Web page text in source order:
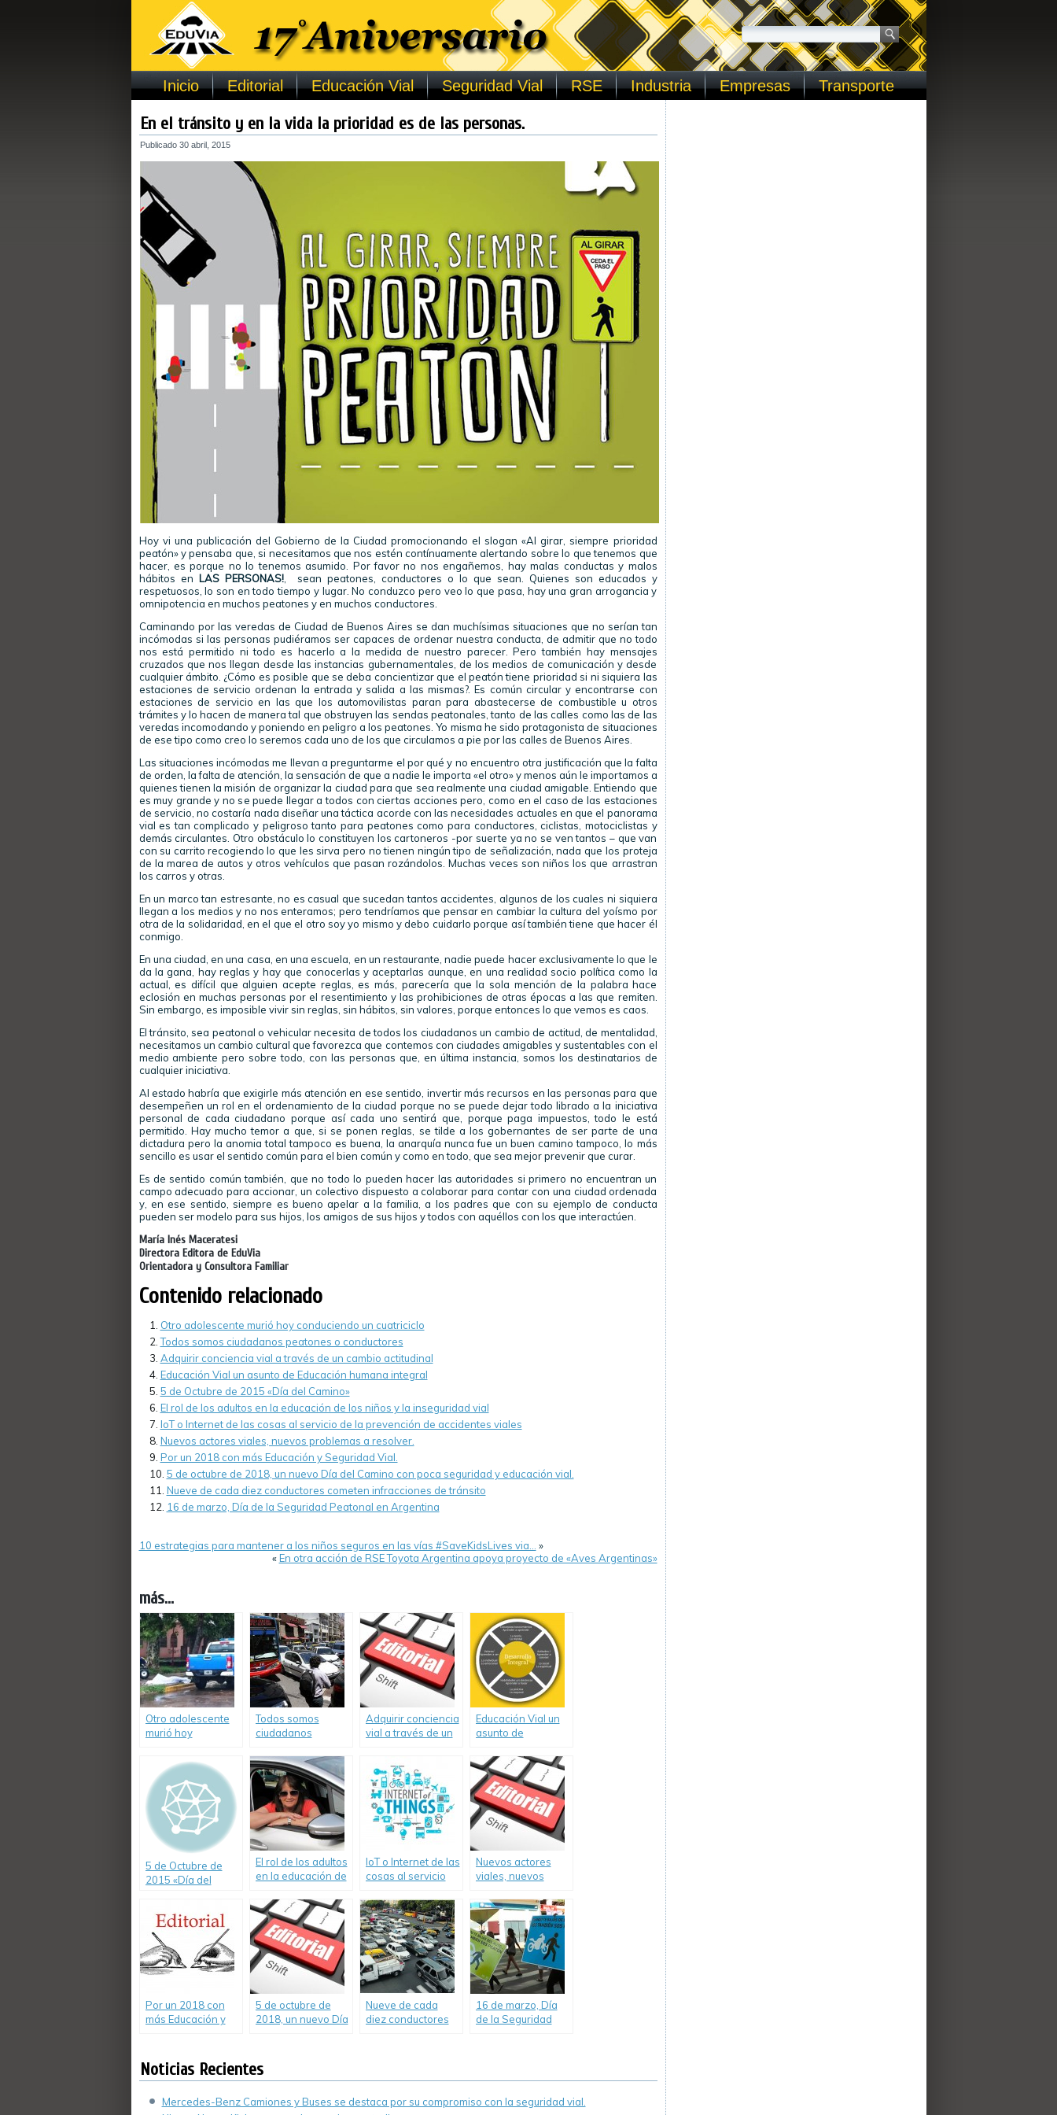
Inicio Editorial Educación Vial Seguridad Vial RSE Industria Empresas Transporte
En el tránsito y en la vida la prioridad es de las personas.
Publicado 30 abril, 2015
Hoy vi una publicación del Gobierno de la Ciudad promocionando el slogan «Al girar, siempre prioridad
peatón» y pensaba que, si necesitamos que nos estén contínuamente alertando sobre lo que tenemos que
hacer, es porque no lo tenemos asumido. Por favor no nos engañemos, hay malas conductas y malos
hábitos en LAS PERSONAS!, sean peatones, conductores o lo que sean. Quienes son educados y
respetuosos, lo son en todo tiempo y lugar. No conduzco pero veo lo que pasa, hay una gran arrogancia y
omnipotencia en muchos peatones y en muchos conductores.
Caminando por las veredas de Ciudad de Buenos Aires se dan muchísimas situaciones que no serían tan
incómodas si las personas pudiéramos ser capaces de ordenar nuestra conducta, de admitir que no todo
nos está permitido ni todo es hacerlo a la medida de nuestro parecer. Pero también hay mensajes
cruzados que nos llegan desde las instancias gubernamentales, de los medios de comunicación y desde
cualquier ámbito. ¿Cómo es posible que se deba concientizar que el peatón tiene prioridad si ni siquiera las
estaciones de servicio ordenan la entrada y salida a las mismas?. Es común circular y encontrarse con
estaciones de servicio en las que los automovilistas paran para abastecerse de combustible u otros
trámites y lo hacen de manera tal que obstruyen las sendas peatonales, tanto de las calles como las de las
veredas incomodando y poniendo en peligro a los peatones. Yo misma he sido protagonista de situaciones
de ese tipo como creo lo seremos cada uno de los que circulamos a pie por las calles de Buenos Aires.
Las situaciones incómodas me llevan a preguntarme el por qué y no encuentro otra justificación que la falta
de orden, la falta de atención, la sensación de que a nadie le importa «el otro» y menos aún le importamos a
quienes tienen la misión de organizar la ciudad para que sea realmente una ciudad amigable. Entiendo que
es muy grande y no se puede llegar a todos con ciertas acciones pero, como en el caso de las estaciones
de servicio, no costaría nada diseñar una táctica acorde con las necesidades actuales en que el panorama
vial es tan complicado y peligroso tanto para peatones como para conductores, ciclistas, motociclistas y
demás circulantes. Otro obstáculo lo constituyen los cartoneros -por suerte ya no se ven tantos – que van
con su carrito recogiendo lo que les sirva pero no tienen ningún tipo de señalización, nada que los proteja
de la marea de autos y otros vehículos que pasan rozándolos. Muchas veces son niños los que arrastran
los carros y otras.
En un marco tan estresante, no es casual que sucedan tantos accidentes, algunos de los cuales ni siquiera
llegan a los medios y no nos enteramos; pero tendríamos que pensar en cambiar la cultura del yoísmo por
otra de la solidaridad, en el que el otro soy yo mismo y debo cuidarlo porque así también tiene que hacer él
conmigo.
En una ciudad, en una casa, en una escuela, en un restaurante, nadie puede hacer exclusivamente lo que le
da la gana, hay reglas y hay que conocerlas y aceptarlas aunque, en una realidad socio política como la
actual, es difícil que alguien acepte reglas, es más, parecería que la sola mención de la palabra hace
eclosión en muchas personas por el resentimiento y las prohibiciones de otras épocas a las que remiten.
Sin embargo, es imposible vivir sin reglas, sin hábitos, sin valores, porque entonces lo que vemos es caos.
El tránsito, sea peatonal o vehicular necesita de todos los ciudadanos un cambio de actitud, de mentalidad,
necesitamos un cambio cultural que favorezca que contemos con ciudades amigables y sustentables con el
medio ambiente pero sobre todo, con las personas que, en última instancia, somos los destinatarios de
cualquier iniciativa.
Al estado habría que exigirle más atención en ese sentido, invertir más recursos en las personas para que
desempeñen un rol en el ordenamiento de la ciudad porque no se puede dejar todo librado a la iniciativa
personal de cada ciudadano porque así cada uno sentirá que, porque paga impuestos, todo le está
permitido. Hay mucho temor a que, si se ponen reglas, se tilde a los gobernantes de ser parte de una
dictadura pero la anomia total tampoco es buena, la anarquía nunca fue un buen camino tampoco, lo más
sencillo es usar el sentido común para el bien común y como en todo, que sea mejor prevenir que curar.
Es de sentido común también, que no todo lo pueden hacer las autoridades si primero no encuentran un
campo adecuado para accionar, un colectivo dispuesto a colaborar para contar con una ciudad ordenada
y, en ese sentido, siempre es bueno apelar a la familia, a los padres que con su ejemplo de conducta
pueden ser modelo para sus hijos, los amigos de sus hijos y todos con aquéllos con los que interactúen.
María Inés Maceratesi
Directora Editora de EduVia
Orientadora y Consultora Familiar
Contenido relacionado
Otro adolescente murió hoy conduciendo un cuatriciclo
Todos somos ciudadanos peatones o conductores
Adquirir conciencia vial a través de un cambio actitudinal
Educación Vial un asunto de Educación humana integral
5 de Octubre de 2015 «Día del Camino»
El rol de los adultos en la educación de los niños y la inseguridad vial
IoT o Internet de las cosas al servicio de la prevención de accidentes viales
Nuevos actores viales, nuevos problemas a resolver.
Por un 2018 con más Educación y Seguridad Vial.
5 de octubre de 2018, un nuevo Día del Camino con poca seguridad y educación vial.
Nueve de cada diez conductores cometen infracciones de tránsito
16 de marzo, Día de la Seguridad Peatonal en Argentina
10 estrategias para mantener a los niños seguros en las vías #SaveKidsLives via…
»
«En otra acción de RSE Toyota Argentina apoya proyecto de «Aves Argentinas»
más...
Otro adolescente
murió hoy
cuatriciclo
Todos somos
ciudadanos
conductores
Adquirir conciencia
vial a través de un
Educación Vial un
asunto de
integral
5 de Octubre de
2015 «Día del
El rol de los adultos
en la educación de
inseguridad vial
IoT o Internet de las
cosas al servicio
de accidentes
viales
Nuevos actores
viales, nuevos
resolver.
Por un 2018 con
más Educación y
5 de octubre de
2018, un nuevo Día
Nueve de cada
diez conductores
16 de marzo, Día
de la Seguridad
Noticias Recientes
Mercedes-Benz Camiones y Buses se destaca por su compromiso con la seguridad vial.